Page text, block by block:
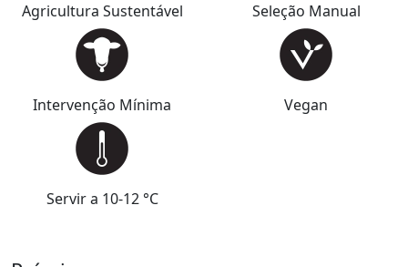
Agricultura Sustentável Seleção Manual
Intervenção Mínima Vegan
Servir a 10-12 °C